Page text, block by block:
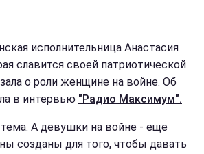
исполнительница Анастасия
славится своей патриотической
о роли женщине на войне. Об
в интервью "Радио Максимум".
А девушки на войне - еще
созданы для того, чтобы давать